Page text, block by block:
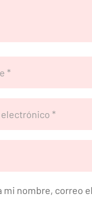
mi nombre, correo